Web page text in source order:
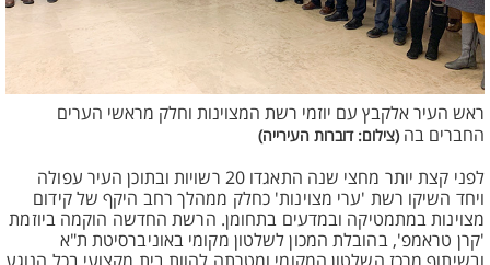
ראש העיר אלקבץ עם יוזמי רשת המצוינות וחלק מראשי הערים
החברים בה (צילום: דוברות העירייה)
לפני קצת יותר מחצי שנה התאגדו 20 רשויות ובתוכן העיר עפולה
ויחד השיקו רשת 'ערי מצוינות' כחלק ממהלך רחב היקף של קידום
מצוינות במתמטיקה ובמדעים בתחומן. הרשת החדשה הוקמה ביוזמת
'קרן טראמפ', בהובלת המכון לשלטון מקומי באוניברסיטת ת"א